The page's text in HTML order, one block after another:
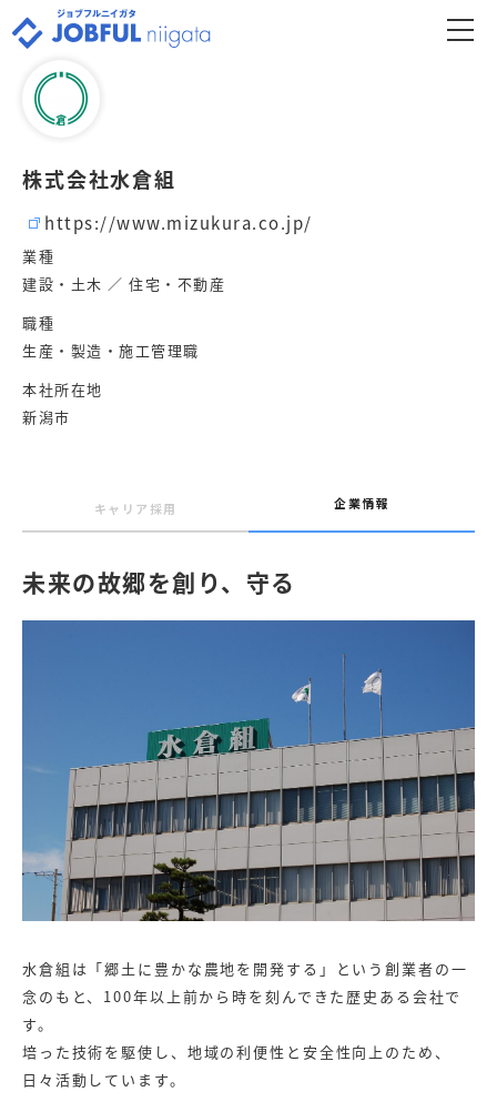
株式会社水倉組
https://www.mizukura.co.jp/
業種
建設・土木 ／ 住宅・不動産
職種
生産・製造・施工管理職
本社所在地
新潟市
キャリア採用 企業情報
未来の故郷を創り、守る
水倉組は「郷土に豊かな農地を開発する」という創業者の一
念のもと、100年以上前から時を刻んできた歴史ある会社で
す。
培った技術を駆使し、地域の利便性と安全性向上のため、
日々活動しています。